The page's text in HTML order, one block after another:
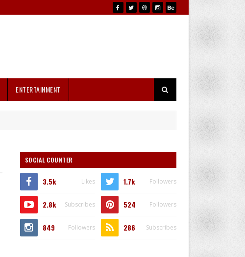
ENTERTAINMENT
SOCIAL COUNTER
3.5k Likes 1.7k Followers
2.8k Subscribes 524 Followers
849 Followers 286 Subscribes